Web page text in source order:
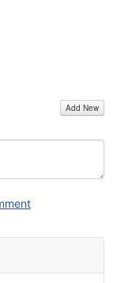
Planetarium
Add New